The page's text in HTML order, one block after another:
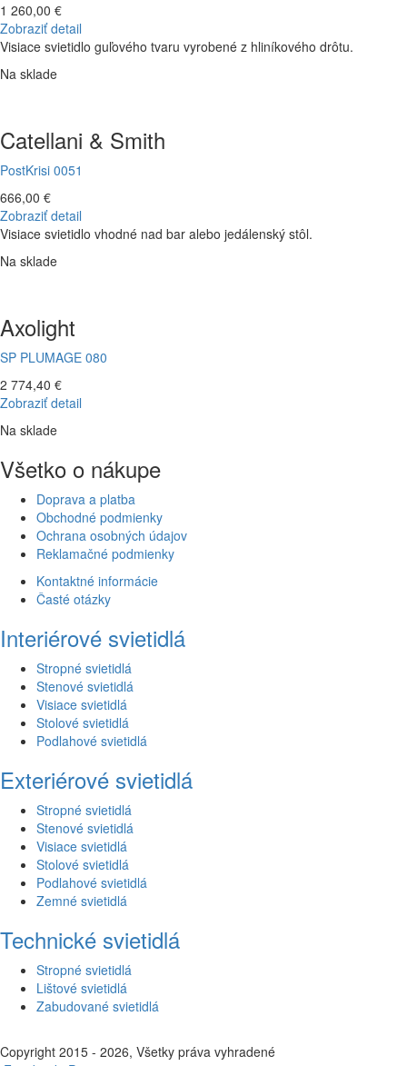
1 260,00 €
Zobraziť detail
Visiace svietidlo guľového tvaru vyrobené z hliníkového drôtu.
Na sklade
Catellani & Smith
PostKrisi 0051
666,00 €
Zobraziť detail
Visiace svietidlo vhodné nad bar alebo jedálenský stôl.
Na sklade
Axolight
SP PLUMAGE 080
2 774,40 €
Zobraziť detail
Na sklade
Všetko o nákupe
Doprava a platba
Obchodné podmienky
Ochrana osobných údajov
Reklamačné podmienky
Kontaktné informácie
Časté otázky
Interiérové svietidlá
Stropné svietidlá
Stenové svietidlá
Visiace svietidlá
Stolové svietidlá
Podlahové svietidlá
Exteriérové svietidlá
Stropné svietidlá
Stenové svietidlá
Visiace svietidlá
Stolové svietidlá
Podlahové svietidlá
Zemné svietidlá
Technické svietidlá
Stropné svietidlá
Lištové svietidlá
Zabudované svietidlá
Copyright 2015 - 2026, Všetky práva vyhradené